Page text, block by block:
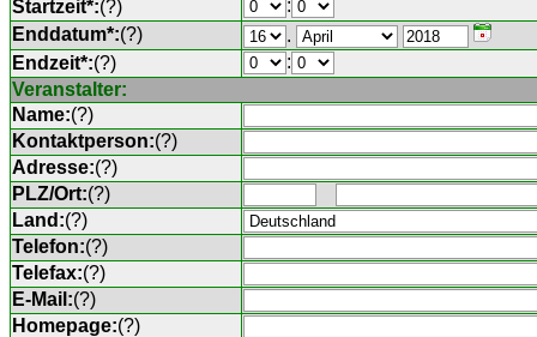
Startzeit*:(?)
:
Enddatum*:(?)
.
Endzeit*:(?)
:
Veranstalter:
Name:(?)
Kontaktperson:(?)
Adresse:(?)
PLZ/Ort:(?)
Land:(?)
Telefon:(?)
Telefax:(?)
E-Mail:(?)
Homepage:(?)